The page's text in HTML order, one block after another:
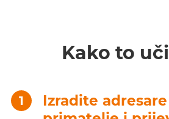
Kako to
Izradite adresare